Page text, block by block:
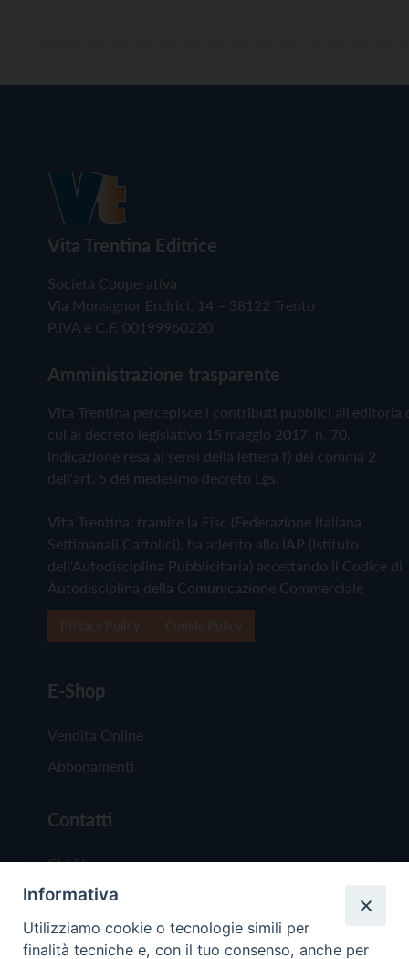
Vita Trentina Editrice
Società Cooperativa
Via Monsignor Endrici, 14 – 38122 Trento
P.IVA e C.F. 00199960220
Amministrazione trasparente
Vita Trentina percepisce i contributi pubblici all'editoria
cui al decreto legislativo 15 maggio 2017, n. 70.
Indicazione resa ai sensi della lettera f) del comma 2
dell'art. 5 del medesimo decreto Lgs.
Vita Trentina, tramite la Fisc (Federazione Italiana
Settimanali Cattolici), ha aderito allo IAP (Istituto
dell'Autodisciplina Pubblicitaria) accettando il Codice di
Autodisciplina della Comunicazione Commerciale
E-Shop
Vendita Online
Abbonamenti
Contatti
Chi Siamo
Redazione
Scrivici
Informativa
Utilizziamo cookie o tecnologie simili per
finalità tecniche e, con il tuo consenso, anche per